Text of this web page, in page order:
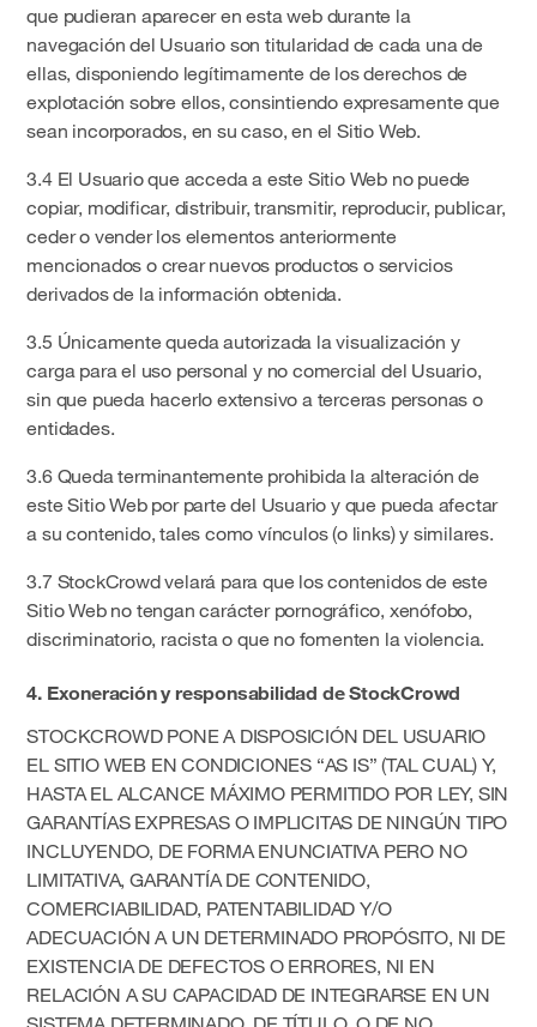
que pudieran aparecer en esta web durante la
navegación del Usuario son titularidad de cada una de
ellas, disponiendo legítimamente de los derechos de
explotación sobre ellos, consintiendo expresamente que
sean incorporados, en su caso, en el Sitio Web.
3.4 El Usuario que acceda a este Sitio Web no puede
copiar, modificar, distribuir, transmitir, reproducir, publicar,
ceder o vender los elementos anteriormente
mencionados o crear nuevos productos o servicios
derivados de la información obtenida.
3.5 Únicamente queda autorizada la visualización y
carga para el uso personal y no comercial del Usuario,
sin que pueda hacerlo extensivo a terceras personas o
entidades.
3.6 Queda terminantemente prohibida la alteración de
este Sitio Web por parte del Usuario y que pueda afectar
a su contenido, tales como vínculos (o links) y similares.
3.7 StockCrowd velará para que los contenidos de este
Sitio Web no tengan carácter pornográfico, xenófobo,
discriminatorio, racista o que no fomenten la violencia.
4. Exoneración y responsabilidad de StockCrowd
STOCKCROWD PONE A DISPOSICIÓN DEL USUARIO
EL SITIO WEB EN CONDICIONES “AS IS” (TAL CUAL) Y,
HASTA EL ALCANCE MÁXIMO PERMITIDO POR LEY, SIN
GARANTÍAS EXPRESAS O IMPLICITAS DE NINGÚN TIPO
INCLUYENDO, DE FORMA ENUNCIATIVA PERO NO
LIMITATIVA, GARANTÍA DE CONTENIDO,
COMERCIABILIDAD, PATENTABILIDAD Y/O
ADECUACIÓN A UN DETERMINADO PROPÓSITO, NI DE
EXISTENCIA DE DEFECTOS O ERRORES, NI EN
RELACIÓN A SU CAPACIDAD DE INTEGRARSE EN UN